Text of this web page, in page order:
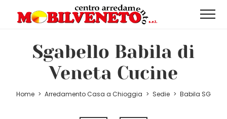
Sgabello Babila di
Veneta Cucine
Home > Arredamento Casa a Chioggia > Sedie > Babila SG